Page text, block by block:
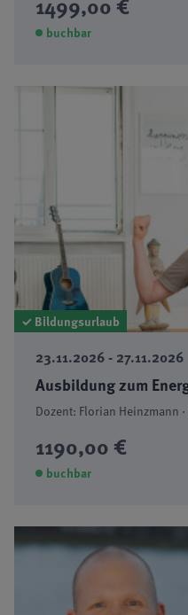
buchbar
✓ Bildungsurlaub
23.11.2026 - 27.11.2026
Ausbildung zum
Dozent: Florian Heinzmann ·
1190,00 €
buchbar